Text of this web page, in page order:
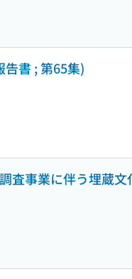
書 ; 第65集)
査事業に伴う埋蔵